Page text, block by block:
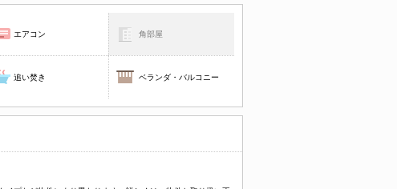
エアコン 角部屋
追い焚き ベランダ・バルコニー